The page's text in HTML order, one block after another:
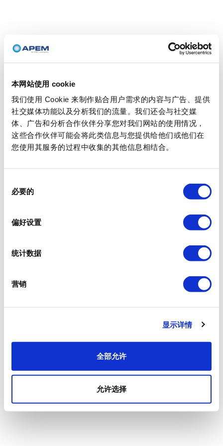
本网站使用 cookie
我们使用 Cookie 来制作贴合用户需求的内容与广告、提供
社交媒体功能以及分析我们的流量。我们还会与社交媒
体、广告和分析合作伙伴分享您对我们网站的使用情况，
这些合作伙伴可能会将此类信息与您提供给他们或他们在
您使用其服务的过程中收集的其他信息相结合。
必要的
偏好设置
统计数据
营销
显示详情
全部允许
允许选择